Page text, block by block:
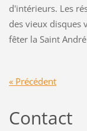
d'intérieurs. Les
des vieux disques
fêter la Saint André
« Précédent
Contact